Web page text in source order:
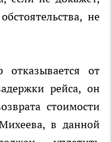
не
от
рейса, он
стоимости
в данной